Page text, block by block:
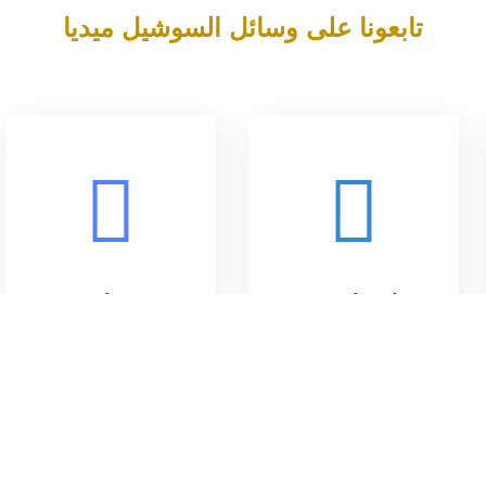
تابعونا على وسائل السوشيل ميديا
Facebook
Twitter